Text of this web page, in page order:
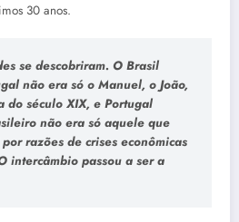
30 anos.
se descobriram. O Brasil
não era só o Manuel, o João,
do século XIX, e Portugal
não era só aquele que
razões de crises econômicas
intercâmbio passou a ser a